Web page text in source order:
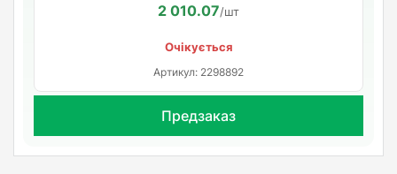
2 010.07/шт
Очікується
Артикул: 2298892
Предзаказ